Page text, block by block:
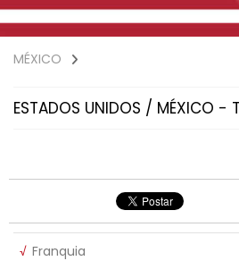
MÉXICO
ESTADOS UNIDOS / MÉXICO -
√ Franquia